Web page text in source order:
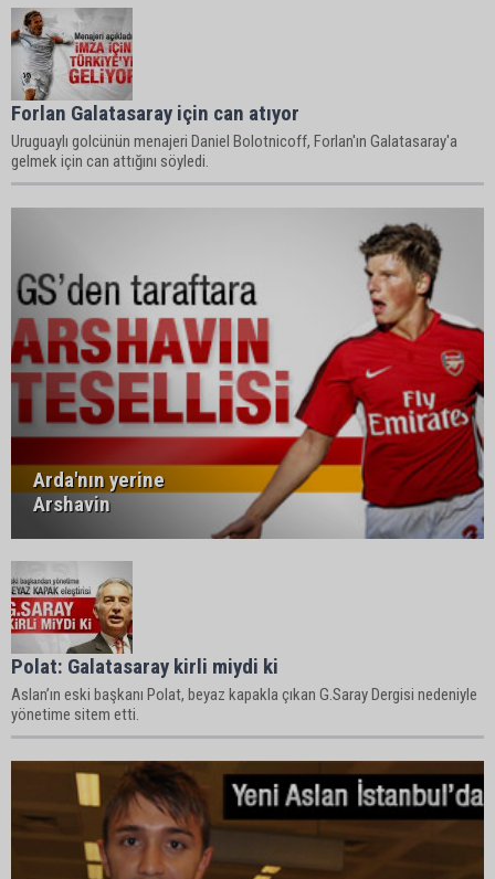
Forlan Galatasaray için can atıyor
Uruguaylı golcünün menajeri Daniel Bolotnicoff, Forlan'ın Galatasaray'a
gelmek için can attığını söyledi.
Arda'nın yerine
Arshavin
Polat: Galatasaray kirli miydi ki
Aslan’ın eski başkanı Polat, beyaz kapakla çıkan G.Saray Dergisi nedeniyle
yönetime sitem etti.